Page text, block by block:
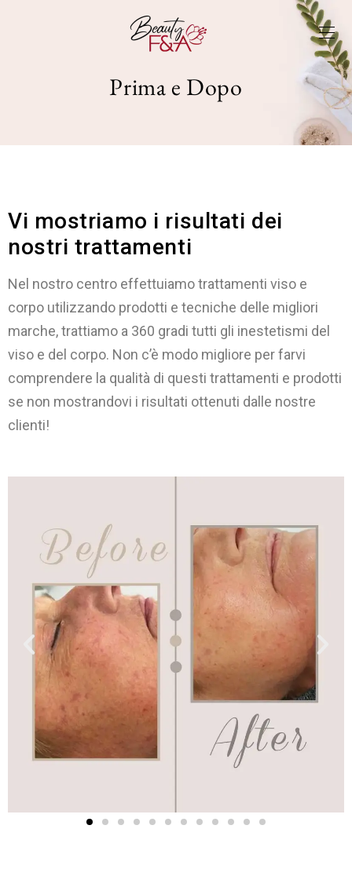
Prima e Dopo
Vi mostriamo i risultati dei
nostri trattamenti
Nel nostro centro effettuiamo trattamenti viso e
corpo utilizzando prodotti e tecniche delle migliori
marche, trattiamo a 360 gradi tutti gli inestetismi del
viso e del corpo. Non c’è modo migliore per farvi
comprendere la qualità di questi trattamenti e prodotti
se non mostrandovi i risultati ottenuti dalle nostre
clienti!